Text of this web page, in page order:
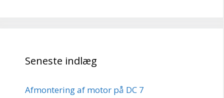
Seneste indlæg
Afmontering af motor på DC 7